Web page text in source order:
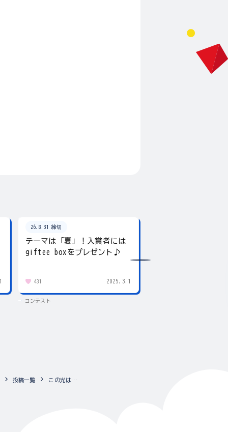
26.8.31 締切
テーマは「夏」！入賞者には
giftee boxをプレゼント♪
431 2025.3.1
コンテスト
投稿一覧 この光は…